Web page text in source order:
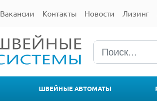
Вакансии Контакты Новости Лизинг
ШВЕЙНЫЕ АВТОМАТЫ